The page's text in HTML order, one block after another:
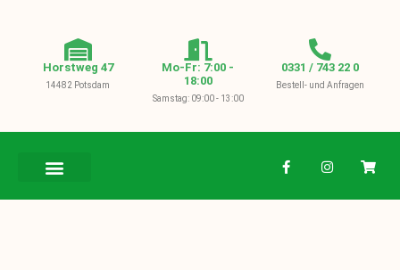
Horstweg 47
14482 Potsdam
Mo-Fr: 7:00 -
18:00
Samstag: 09:00 - 13:00
0331 / 743 22 0
Bestell- und Anfragen